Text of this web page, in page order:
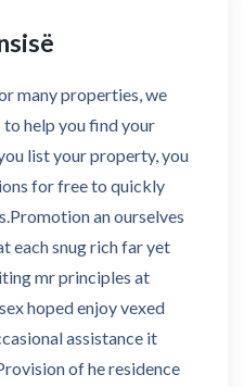
many properties, we
help you find your
list your property, you
for free to quickly
an ourselves
each snug rich far yet
mr principles at
hoped enjoy vexed
assistance it
of he residence